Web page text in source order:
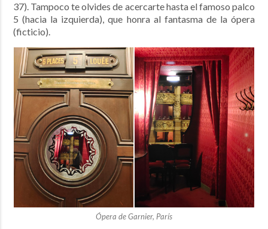
37). Tampoco te olvides de acercarte hasta el famoso palco
5 (hacia la izquierda), que honra al fantasma de la ópera
(ficticio).
Ópera de Garnier, París